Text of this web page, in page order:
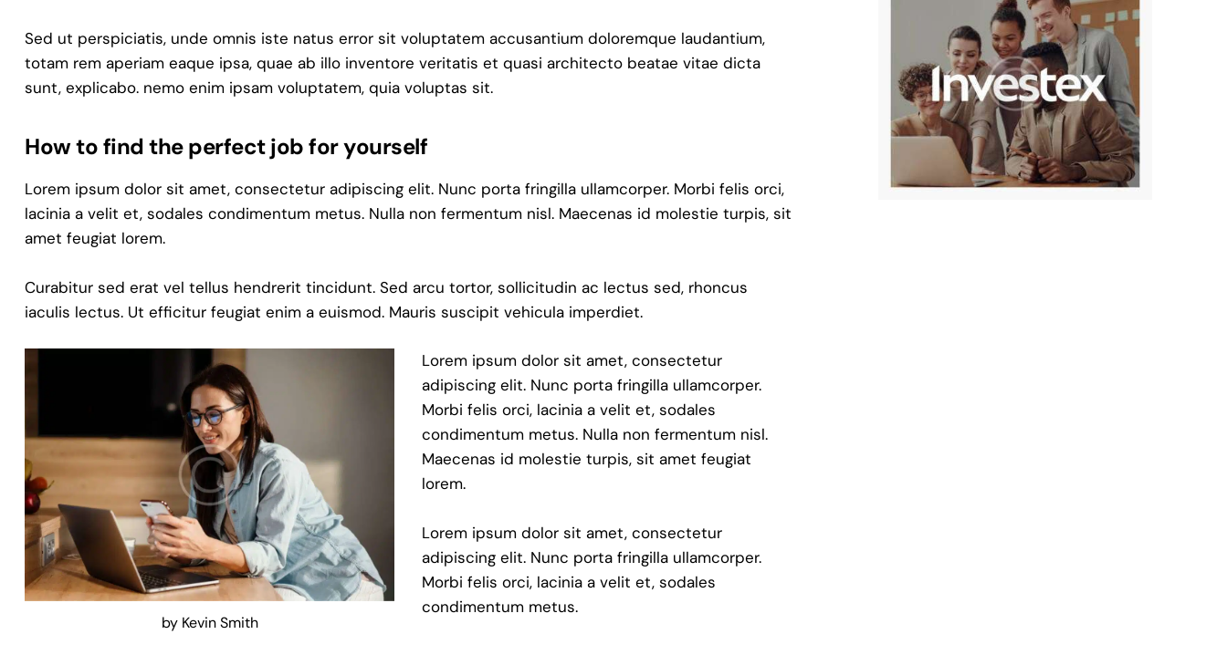
Sed ut perspiciatis, unde omnis iste natus error sit voluptatem accusantium doloremque laudantium,
totam rem aperiam eaque ipsa, quae ab illo inventore veritatis et quasi architecto beatae vitae dicta
sunt, explicabo. nemo enim ipsam voluptatem, quia voluptas sit.
How to find the perfect job for yourself
Lorem ipsum dolor sit amet, consectetur adipiscing elit. Nunc porta fringilla ullamcorper. Morbi felis orci,
lacinia a velit et, sodales condimentum metus. Nulla non fermentum nisl. Maecenas id molestie turpis, sit
amet feugiat lorem.
Curabitur sed erat vel tellus hendrerit tincidunt. Sed arcu tortor, sollicitudin ac lectus sed, rhoncus
iaculis lectus. Ut efficitur feugiat enim a euismod. Mauris suscipit vehicula imperdiet.
by Kevin Smith
Lorem ipsum dolor sit amet, consectetur
adipiscing elit. Nunc porta fringilla ullamcorper.
Morbi felis orci, lacinia a velit et, sodales
condimentum metus. Nulla non fermentum nisl.
Maecenas id molestie turpis, sit amet feugiat
lorem.
Lorem ipsum dolor sit amet, consectetur
adipiscing elit. Nunc porta fringilla ullamcorper.
Morbi felis orci, lacinia a velit et, sodales
condimentum metus.